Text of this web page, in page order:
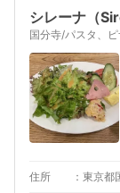
シレーナ（
国分寺/パスタ、
住所 東京都